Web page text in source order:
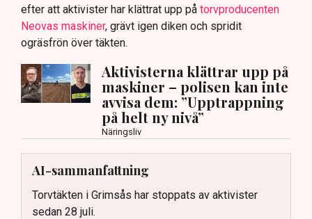
efter att aktivister har klättrat upp på torvproducenten
Neovas maskiner, grävt igen diken och spridit
ogräsfrön över täkten.
Aktivisterna klättrar upp på
maskiner – polisen kan inte
avvisa dem: ”Upptrappning
på helt ny nivå”
Näringsliv
AI-sammanfattning
Torvtäkten i Grimsås har stoppats av aktivister
sedan 28 juli.